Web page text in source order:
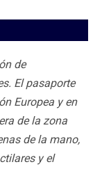
de
El pasaporte
Europea y en
de la zona
de la mano,
y el